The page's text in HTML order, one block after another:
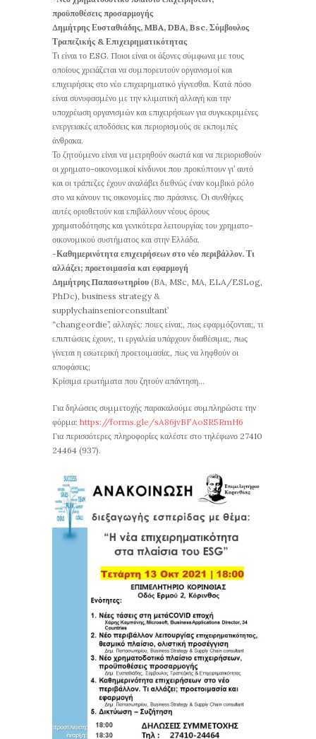
προϋποθέσεις προσαρμογής
Δημήτρης Ευσταθιάδης, MBA, DBA, Bsc. Σύμβουλος
Τραπεζικής & Επιχειρηματικότητας
Τι είναι το ESG. Ποιοι είναι οι άξονες σύμφωνα με τους
οποίους χρειάζεται να συμπορευτούν οργανισμοί και
επιχειρήσεις στο νέο επιχειρηματικό γίγνεσθαι. Κατά πόσο
είναι συνυφασμένο με την κλιματική αλλαγή και την
υποχρέωση οργανισμών και επιχειρήσεων για συγκεκριμένες
ενεργειακές αποδόσεις και περιορισμούς σε εκπομπές
άνθρακα.
Το ζητούμενο είναι να μετρηθούν σωστά και να περιορισθούν
οι χρηματο-οικονομικοί κίνδυνοι που προκύπτουν γι’ αυτό
και οι τράπεζες έχουν αναλάβει διεθνώς έναν κομβικό ρόλο
στο να κάνουν τις οικονομίες πιο πράσινες. Οι συνθήκες
αυτές οριοθετούν και επιβάλλουν νέους όρους
χρηματοδότησης και γενικότερα λειτουργίας του χρηματο-
οικονομικού συστήματος και στην Ελλάδα.
-Καθημερινότητα επιχειρήσεων στο νέο περιβάλλον. Τι
αλλάζει; προετοιμασία και εφαρμογή
Δημήτρης Παπασωτηρίου (BA, MSc, MA, ELA/ESLog,
PhDc), business strategy &
supplychainseniorconsultant’
“changeordie’’, αλλαγές: ποιες είναι;, πως εφαρμόζονται;, τι
επιπτώσεις έχουν;, τι εργαλεία υπάρχουν διαθέσιμα;, πως
γίνεται η εσωτερική προετοιμασία;, πως να ληφθούν οι
αποφάσεις;
Kρίσιμα ερωτήματα που ζητούν απάντηση…
Για δηλώσεις συμμετοχής παρακαλούμε συμπληρώστε την
φόρμα: https://forms.gle/sA86jvBFAoSR5RmH6
Για περισσότερες πληροφορίες καλέστε στο τηλέφωνο 27410
24464 (937).